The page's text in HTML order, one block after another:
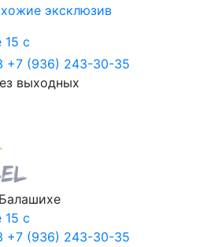
эксклюзив
15 с
+7 (936) 243-30-35
выходных
15 с
+7 (936) 243-30-35